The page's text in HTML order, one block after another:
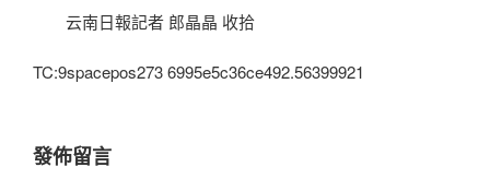
云南日報記者 郎晶晶 收拾
TC:9spacepos273 6995e5c36ce492.56399921
發佈留言